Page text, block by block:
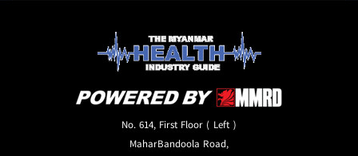
No. 614, First Floor ( Left )
MaharBandoola Road,